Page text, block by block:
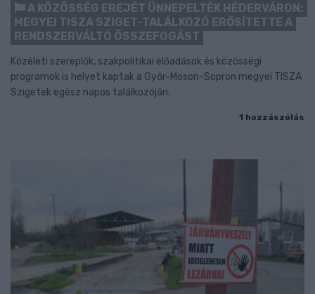
A KÖZÖSSÉG EREJÉT ÜNNEPELTÉK HÉDERVÁRON:
MEGYEI TISZA SZIGET-TALÁLKOZÓ ERŐSÍTETTE A
RENDSZERVÁLTÓ ÖSSZEFOGÁST
Közéleti szereplők, szakpolitikai előadások és közösségi
programok is helyet kaptak a Győr-Moson-Sopron megyei TISZA
Szigetek egész napos találkozóján.
1 hozzászólás